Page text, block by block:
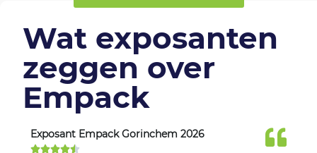
Wat exposanten
zeggen over
Empack
Exposant Empack Gorinchem 2026
